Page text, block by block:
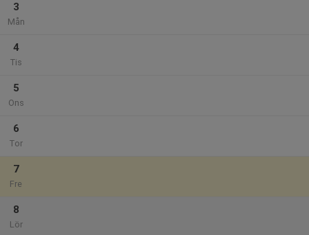
3
Mån
4
Tis
5
Ons
6
Tor
7
Fre
8
Lör